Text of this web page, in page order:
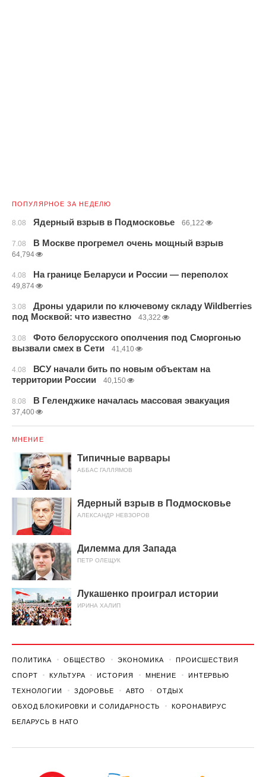
ПОПУЛЯРНОЕ ЗА НЕДЕЛЮ
8.08 Ядерный взрыв в Подмосковье 66,122
7.08 В Москве прогремел очень мощный взрыв
64,794
4.08 На границе Беларуси и России — переполох
49,874
3.08
Дроны ударили по ключевому складу Wildberries
под Москвой: что известно
43,322
3.08
Фото белорусского ополчения под Сморгонью
вызвали смех в Сети
41,410
4.08
ВСУ начали бить по новым объектам на
территории России
40,150
8.08 В Геленджике началась массовая эвакуация
37,400
МНЕНИЕ
Типичные варвары
АББАС ГАЛЛЯМОВ
Ядерный взрыв в Подмосковье
АЛЕКСАНДР НЕВЗОРОВ
Дилемма для Запада
ПЕТР ОЛЕЩУК
Лукашенко проиграл истории
ИРИНА ХАЛИП
ПОЛИТИКА ОБЩЕСТВО ЭКОНОМИКА ПРОИСШЕСТВИЯ
СПОРТ КУЛЬТУРА ИСТОРИЯ МНЕНИЕ ИНТЕРВЬЮ
ТЕХНОЛОГИИ ЗДОРОВЬЕ АВТО ОТДЫХ
ОБХОД БЛОКИРОВКИ И СОЛИДАРНОСТЬ КОРОНАВИРУС
БЕЛАРУСЬ В НАТО